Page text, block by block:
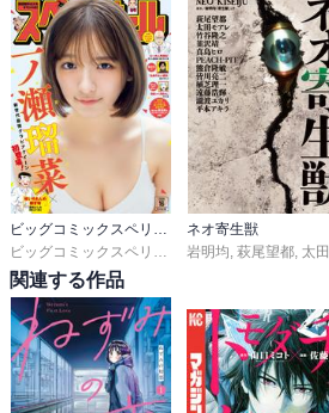
ネオ寄生獣
岩明均 萩尾望都 太田モアレ
関連する作品